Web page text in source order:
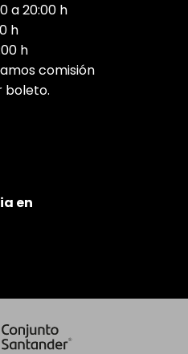
a 20:00 h
h
h
comisión
boleto.
en